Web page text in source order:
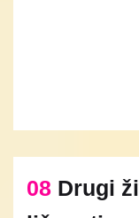
08 Drugi